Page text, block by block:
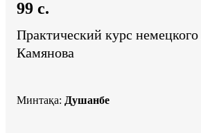
99 c.
Практический курс немецкого
Камянова
Минтақа: Душанбе